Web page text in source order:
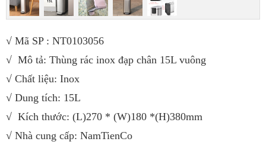
√ Mã SP : NT0103056
√ Mô tả: Thùng rác inox đạp chân 15L vuông
√ Chất liệu: Inox
√ Dung tích: 15L
√ Kích thước: (L)270 * (W)180 *(H)380mm
√ Nhà cung cấp: NamTienCo